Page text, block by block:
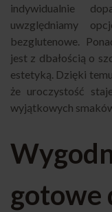
indywidualnie
uwzględniamy
bezglutenowe.
jest z dbałością o
estetyką. Dzięki
że uroczystość
wyjątkowych
gotowe